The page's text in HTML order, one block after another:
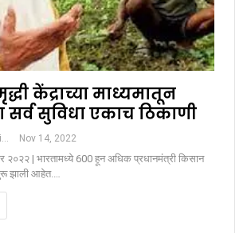
केंद्राच्या माध्यमातून
सर्व सुविधा एकाच ठिकाणी
Nov 14, 2022
२०२२ | भारतामध्ये 600 हून अधिक प्रधानमंत्री किसान
झाली आहेत.…